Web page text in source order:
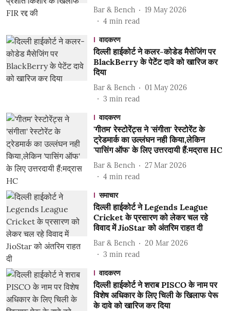
Bar & Bench
19 May 2026
4 min read
वादकरण
दिल्ली हाईकोर्ट ने कलर-कोडेड मैसेजिंग पर
BlackBerry के पेटेंट दावे को खारिज कर
दिया
Bar & Bench
01 May 2026
3 min read
वादकरण
'गीतम' रेस्टोरेंट्स ने 'संगीता' रेस्टोरेंट के
ट्रेडमार्क का उल्लंघन नही किया,लेकिन
'पासिंग ऑफ' के लिए उत्तरदायी हैं:मद्रास HC
Bar & Bench
27 Mar 2026
4 min read
समाचार
दिल्ली हाईकोर्ट ने Legends League
Cricket के प्रसारण को लेकर चल रहे
विवाद में JioStar को अंतरिम राहत दी
Bar & Bench
20 Mar 2026
3 min read
वादकरण
दिल्ली हाईकोर्ट ने शराब PISCO के नाम पर
विशेष अधिकार के लिए चिली के खिलाफ पेरू
के दावे को खारिज कर दिया